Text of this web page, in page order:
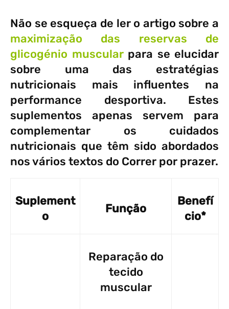
Não se esqueça de ler o artigo sobre a
maximização das reservas de
glicogénio muscularpara se elucidar
sobre uma das estratégias
nutricionais mais influentes na
performance desportiva. Estes
suplementos apenas servem para
complementar os cuidados
nutricionais que têm sido abordados
nos vários textos do Correr por prazer.
Suplement
o
Função
Benefí
cio*
Reparação do
tecido
muscular